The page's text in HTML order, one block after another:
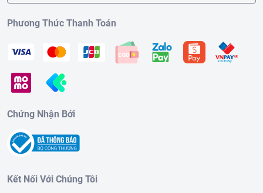
Phương Thức Thanh Toán
Chứng Nhận Bởi
Kết Nối Với Chúng Tôi